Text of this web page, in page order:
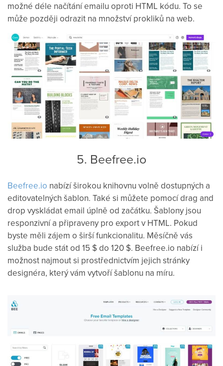
možné déle načítání emailu oproti HTML kódu. To se
může později odrazit na množství prokliků na web.
5. Beefree.io
Beefree.io nabízí širokou knihovnu volně dostupných a
editovatelných šablon. Také si můžete pomocí drag and
drop vyskládat email úplně od začátku. Šablony jsou
responzivní a připraveny pro export v HTML. Pokud
byste měli zájem o širší funkcionalitu. Měsíčně vás
služba bude stát od 15 $ do 120 $. Beefree.io nabízí i
možnost najmout si prostřednictvím jejich stránky
designéra, který vám vytvoří šablonu na míru.